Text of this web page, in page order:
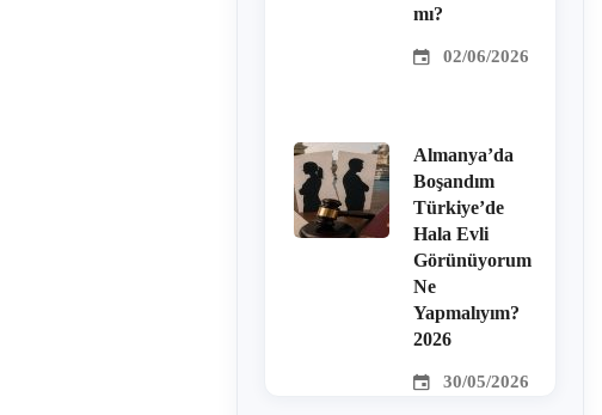
mı?
02/06/2026
Almanya’da
Boşandım
Türkiye’de
Hala Evli
Görünüyorum
Ne
Yapmalıyım?
2026
30/05/2026